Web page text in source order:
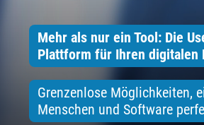
Mehr als nur ein Tool: Die
Plattform für Ihren digitalen
Grenzenlose Möglichkeiten,
Menschen und Software